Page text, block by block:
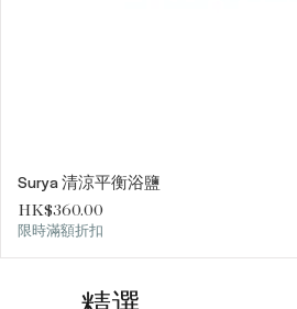
Surya 清涼平衡浴鹽
價格
HK$360.00
限時滿額折扣